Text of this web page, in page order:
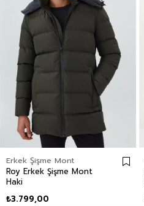
Erkek Şişme Mont
Roy Erkek Şişme Mont
Haki
₺3.799,00